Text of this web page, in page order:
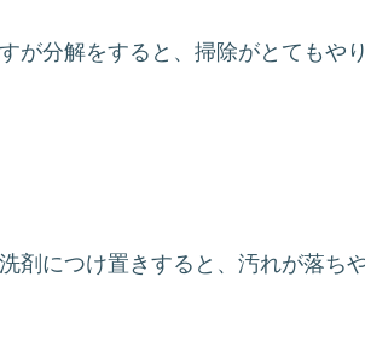
が分解をすると、掃除がとてもや
剤につけ置きすると、汚れが落ち